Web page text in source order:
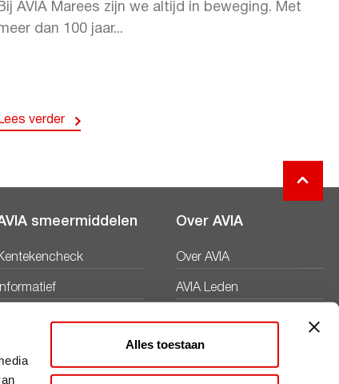
Alles toestaan
AVIA Marees zijn we altijd in beweging. Met
dan 100 jaar...
Lees verder
smeermiddelen
Informatief
Productbladen
Over AVIA
Over AVIA
AVIA Leden
Nieuws
Duurzaamheid
Werken bij